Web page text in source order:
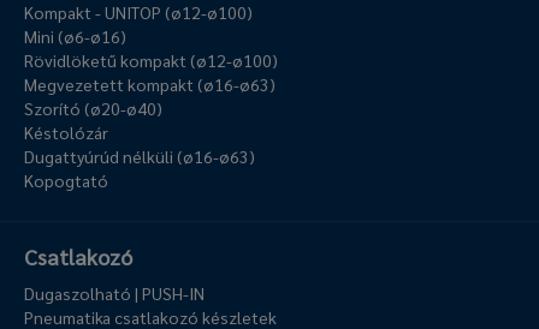
Kompakt - UNITOP (ø12-ø100)
Mini (ø6-ø16)
Rövidlöketű kompakt (ø12-ø100)
Megvezetett kompakt (ø16-ø63)
Szorító (ø20-ø40)
Késtolózár
Dugattyúrúd nélküli (ø16-ø63)
Kopogtató
Csatlakozó
Dugaszolható | PUSH-IN
Pneumatika csatlakozó készletek